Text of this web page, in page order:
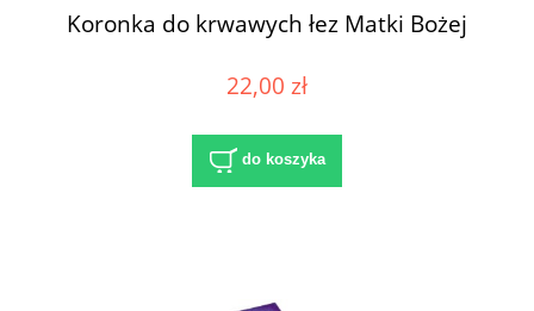
Koronka do krwawych łez Matki Bożej
22,00 zł
do koszyka